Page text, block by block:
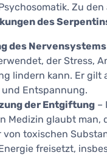
Zu
des
des Nervensystems
der Stress,
lindern kann. Er gilt
Entspannung.
der Entgiftung –
Medizin glaubt man,
von toxischen
freisetzt,